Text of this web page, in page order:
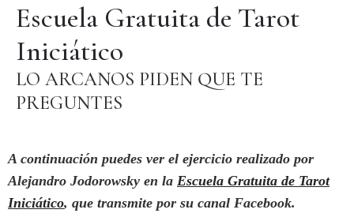
Escuela Gratuita de Tarot
Iniciático
LO ARCANOS PIDEN QUE TE
PREGUNTES
A continuación puedes ver el ejercicio realizado por
Alejandro Jodorowsky en la Escuela Gratuita de Tarot
Iniciático, que transmite por su canal Facebook.